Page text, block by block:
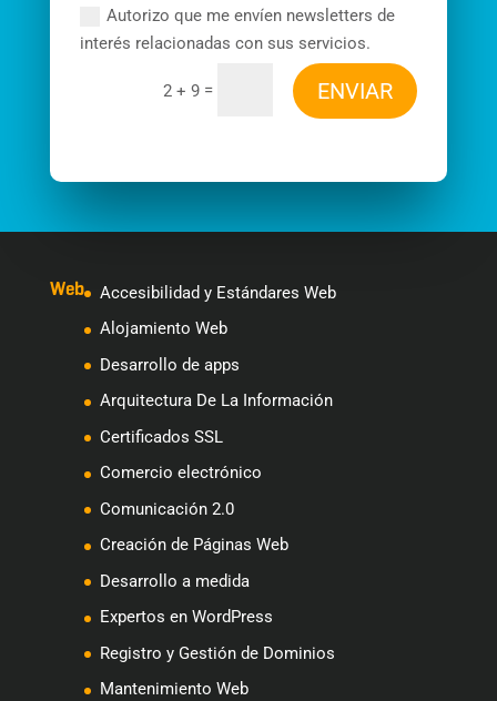
Autorizo que me envíen newsletters de
interés relacionadas con sus servicios.
2 + 9 = ENVIAR
Web
Accesibilidad y Estándares Web
Alojamiento Web
Desarrollo de apps
Arquitectura De La Información
Certificados SSL
Comercio electrónico
Comunicación 2.0
Creación de Páginas Web
Desarrollo a medida
Expertos en WordPress
Registro y Gestión de Dominios
Mantenimiento Web